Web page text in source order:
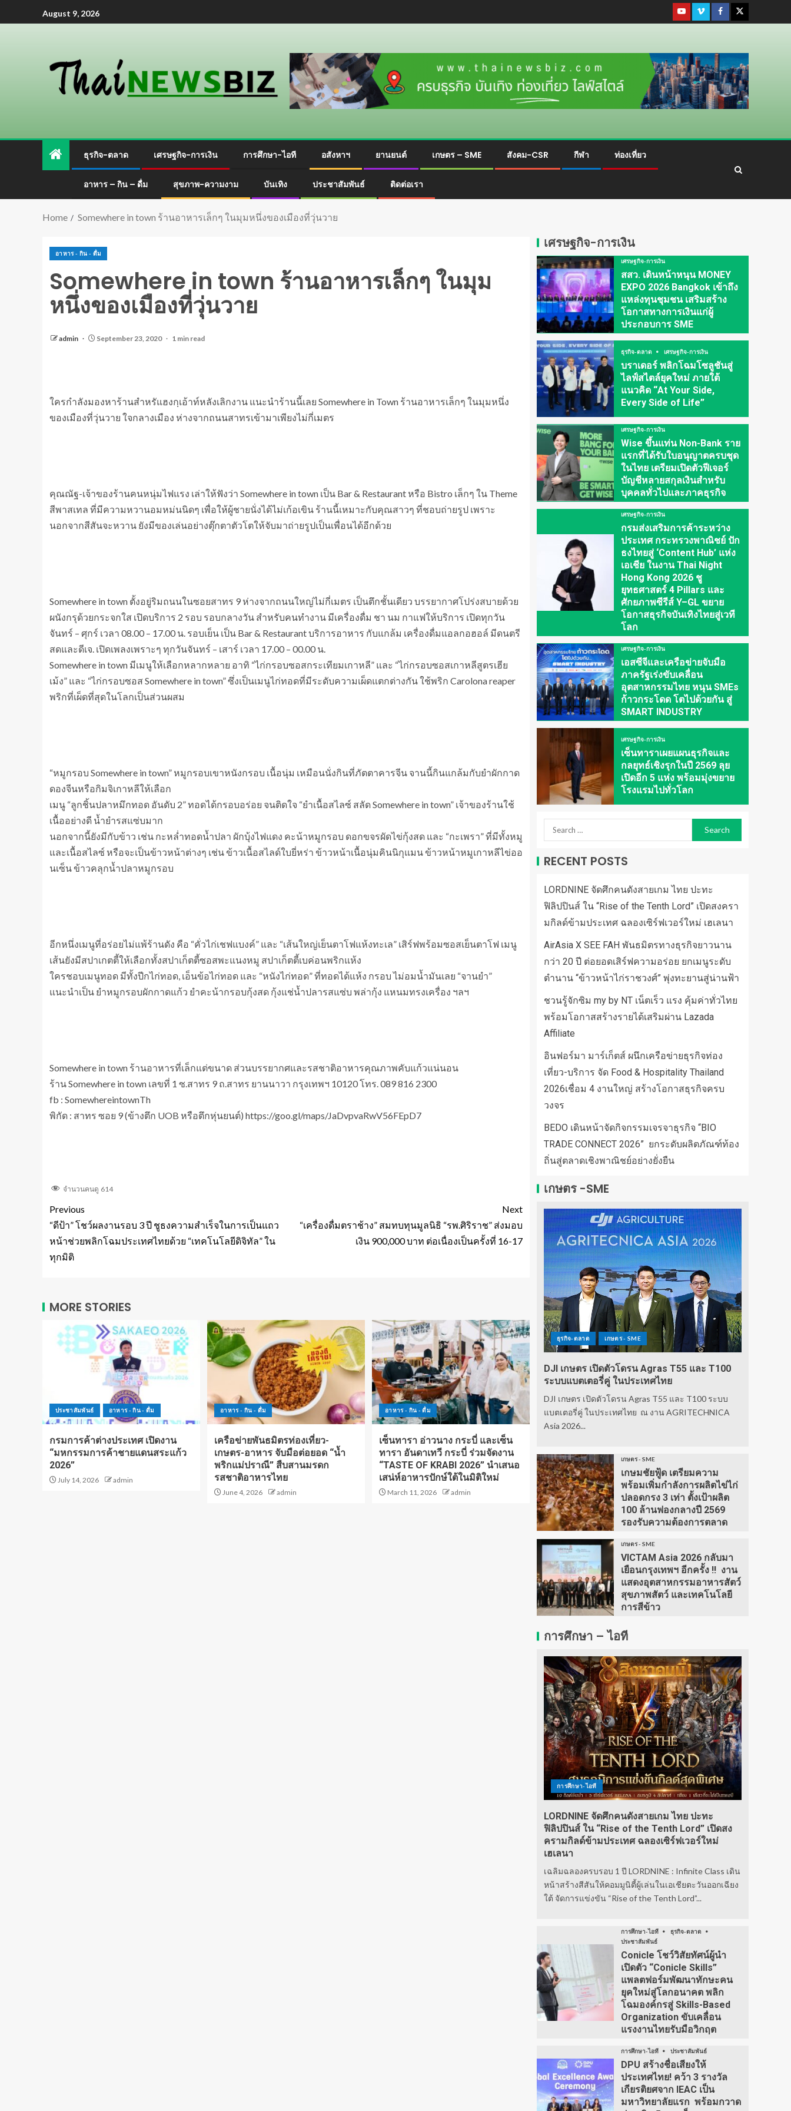
August 9, 2026
ธุรกิจ-ตลาด เศรษฐกิจ-การเงิน การศึกษา-ไอที อสังหาฯ ยานยนต์ เกษตร – SME สังคม-CSR กีฬา ท่องเที่ยว
อาหาร – กิน – ดื่ม สุขภาพ-ความงาม บันเทิง ประชาสัมพันธ์ ติดต่อเรา
Home Somewhere in town ร้านอาหารเล็กๆ ในมุมหนึ่งของเมืองที่วุ่นวาย
อาหาร - กิน - ดื่ม
Somewhere in town ร้านอาหารเล็กๆ ในมุม
หนึ่งของเมืองที่วุ่นวาย
admin September 23, 2020 1 min read
ใครกำลังมองหาร้านสำหรัแฮงกฺเอ้าท์หลังเลิกงาน แนะนำร้านนี้เลย Somewhere in Town ร้านอาหารเล็กๆ ในมุมหนึ่ง
ของเมืองที่วุ่นวาย ใจกลางเมือง ห่างจากถนนสาทรเข้ามาเพียงไม่กี่เมตร
คุณณัฐ-เจ้าของร้านคนหนุ่มไฟแรง เล่าให้ฟังว่า Somewhere in town เป็น Bar & Restaurant หรือ Bistro เล็กๆ ใน Theme
สีพาสเทล ที่มีความหวานอมหม่นนิดๆ เพื่อให้ผู้ชายนั่งได้ไม่เก้อเขิน ร้านนี้เหมาะกับคุณสาวๆ ที่ชอบถ่ายรูป เพราะ
นอกจากสีสันจะหวาน ยังมีของเล่นอย่างตุ๊กตาตัวโตให้จับมาถ่ายรูปเป็นเพื่อนได้อีกด้วย
Somewhere in town ตั้งอยู่ริมถนนในซอยสาทร 9 ห่างจากถนนใหญ่ไม่กี่เมตร เป็นตึกชั้นเดียว บรรยากาศโปร่งสบายด้วย
ผนังกรุด้วยกระจกใส เปิดบริการ 2 รอบ รอบกลางวัน สำหรับคนทำงาน มีเครื่องดื่ม ชา นม กาแฟให้บริการ เปิดทุกวัน
จันทร์ – ศุกร์ เวลา 08.00 – 17.00 น. รอบเย็น เป็น Bar & Restaurant บริการอาหาร กับแกล้ม เครื่องดื่มแอลกอฮอล์ มีดนตรี
สดและดีเจ. เปิดเพลงเพราะๆ ทุกวันจันทร์ – เสาร์ เวลา 17.00 – 00.00 น.
Somewhere in town มีเมนูให้เลือกหลากหลาย อาทิ “ไก่กรอบซอสกระเทียมเกาหลี” และ “ไก่กรอบซอสเกาหลีสูตรเฮีย
เม้ง” และ “ไก่กรอบซอส Somewhere in town” ซึ่งเป็นเมนูไก่ทอดที่มีระดับความเผ็ดแตกต่างกัน ใช้พริก Carolona reaper
พริกที่เผ็ดที่สุดในโลกเป็นส่วนผสม
“หมูกรอบ Somewhere in town” หมูกรอบเขาหนังกรอบ เนื้อนุ่ม เหมือนนั่งกินที่ภัตตาคารจีน จานนี้กินแกล้มกับยำผักกาด
ดองจีนหรือกิมจิเกาหลีให้เลือก
เมนู “ลูกชิ้นปลาหมึกทอด อันดับ 2” ทอดได้กรอบอร่อย จนติดใจ “ยำเนื้อสไลซ์ สลัด Somewhere in town” เจ้าของร้านใช้
เนื้ออย่างดี น้ำยำรสแซ่บมาก
นอกจากนี้ยังมีกับข้าว เช่น กะหล่ำทอดน้ำปลา ผักบุ้งไฟแดง คะน้าหมูกรอบ ดอกขจรผัดไข่กุ้งสด และ “กะเพรา” ที่มีทั้งหมู
และเนื้อสไลซ์ หรือจะเป็นข้าวหน้าต่างๆ เช่น ข้าวเนื้อสไลด์ใบยี่หร่า ข้าวหน้าเนื้อนุ่มคินนิกุแมน ข้าวหน้าหมูเกาหลีไข่ออ
นเซ็น ข้าวคลุกน้ำปลาหมูกรอบ
อีกหนึ่งเมนูที่อร่อยไม่แพ้ร้านดัง คือ “คั่วไก่เชฟแบงค์” และ “เส้นใหญ่เย็นตาโฟแห้งทะเล” เสิร์ฟพร้อมซอสเย็นตาโฟ เมนู
เส้นยังมีสปาเกตตี้ให้เลือกทั้งสปาเก็ตตี้ซอสพะแนงหมู สปาเก็ตตี้เบค่อนพริกแห้ง
ใครชอบเมนูทอด มีทั้งปีกไก่ทอด, เอ็นข้อไก่ทอด และ “หนังไก่ทอด” ที่ทอดได้แห้ง กรอบ ไม่อมน้ำมันเลย “จานยำ”
แนะนำเป็น ยำหมูกรอบผักกาดแก้ว ยำคะน้ากรอบกุ้งสด กุ้งแช่น้ำปลารสแซ่บ พล่ากุ้ง แหนมทรงเครื่อง ฯลฯ
Somewhere in town ร้านอาหารที่เล็กแต่ขนาด ส่วนบรรยากศและรสชาติอาหารคุณภาพคับแก้วแน่นอน
ร้าน Somewhere in town เลขที่ 1 ซ.สาทร 9 ถ.สาทร ยานนาวา กรุงเทพฯ 10120 โทร. 089 816 2300
fb : SomewhereintownTh
พิกัด : สาทร ซอย 9 (ข้างตึก UOB หรือตึกหุ่นยนต์) https://goo.gl/maps/JaDvpvaRwV56FEpD7
จำนวนคนดู 614
Previous
“ดีป้า” โชว์ผลงานรอบ 3 ปี ชูธงความสำเร็จในการเป็นแถว
หน้าช่วยพลิกโฉมประเทศไทยด้วย “เทคโนโลยีดิจิทัล” ใน
ทุกมิติ
Next
“เครื่องดื่มตราช้าง” สมทบทุนมูลนิธิ “รพ.ศิริราช” ส่งมอบ
เงิน 900,000 บาท ต่อเนื่องเป็นครั้งที่ 16-17
MORE STORIES
ประชาสัมพันธ์ อาหาร - กิน - ดื่ม
กรมการค้าต่างประเทศ เปิดงาน
“มหกรรมการค้าชายแดนสระแก้ว
2026”
July 14, 2026 admin
อาหาร - กิน - ดื่ม
เครือข่ายพันธมิตรท่องเที่ยว-
เกษตร-อาหาร จับมือต่อยอด “น้ำ
พริกแม่ปราณี” สืบสานมรดก
รสชาติอาหารไทย
June 4, 2026 admin
อาหาร - กิน - ดื่ม
เซ็นทารา อ่าวนาง กระบี่ และเซ็น
ทารา อันดาเทวี กระบี่ ร่วมจัดงาน
“TASTE OF KRABI 2026” นำเสนอ
เสน่ห์อาหารปักษ์ใต้ในมิติใหม่
March 11, 2026 admin
เศรษฐกิจ-การเงิน
เศรษฐกิจ-การเงิน
สสว. เดินหน้าหนุน MONEY
EXPO 2026 Bangkok เข้าถึง
แหล่งทุนชุมชน เสริมสร้าง
โอกาสทางการเงินแก่ผู้
ประกอบการ SME
ธุรกิจ-ตลาด เศรษฐกิจ-การเงิน
บราเดอร์ พลิกโฉมโซลูชันสู่
ไลฟ์สไตล์ยุคใหม่ ภายใต้
แนวคิด “At Your Side,
Every Side of Life”
เศรษฐกิจ-การเงิน
Wise ขึ้นแท่น Non-Bank ราย
แรกที่ได้รับใบอนุญาตครบชุด
ในไทย เตรียมเปิดตัวฟีเจอร์
บัญชีหลายสกุลเงินสำหรับ
บุคคลทั่วไปและภาคธุรกิจ
เศรษฐกิจ-การเงิน
กรมส่งเสริมการค้าระหว่าง
ประเทศ กระทรวงพาณิชย์ ปัก
ธงไทยสู่ ‘Content Hub’ แห่ง
เอเชีย ในงาน Thai Night
Hong Kong 2026 ชู
ยุทธศาสตร์ 4 Pillars และ
ศักยภาพซีรีส์ Y–GL ขยาย
โอกาสธุรกิจบันเทิงไทยสู่เวที
โลก
เศรษฐกิจ-การเงิน
เอสซีจีและเครือข่ายจับมือ
ภาครัฐเร่งขับเคลื่อน
อุตสาหกรรมไทย หนุน SMEs
ก้าวกระโดด โตไปด้วยกัน สู่
SMART INDUSTRY
เศรษฐกิจ-การเงิน
เซ็นทาราเผยแผนธุรกิจและ
กลยุทธ์เชิงรุกในปี 2569 ลุย
เปิดอีก 5 แห่ง พร้อมมุ่งขยาย
โรงแรมไปทั่วโลก
RECENT POSTS
LORDNINE จัดศึกคนดังสายเกม ไทย ปะทะ
ฟิลิปปินส์ ใน “Rise of the Tenth Lord” เปิดสงครา
มกิลด์ข้ามประเทศ ฉลองเซิร์ฟเวอร์ใหม่ เฮเลนา
AirAsia X SEE FAH พันธมิตรทางธุรกิจยาวนาน
กว่า 20 ปี ต่อยอดเสิร์ฟความอร่อย ยกเมนูระดับ
ตำนาน “ข้าวหน้าไก่ราชวงศ์” พุ่งทะยานสู่น่านฟ้า
ชวนรู้จักซิม my by NT เน็ตเร็ว แรง คุ้มค่าทั่วไทย
พร้อมโอกาสสร้างรายได้เสริมผ่าน Lazada
Affiliate
อินฟอร์มา มาร์เก็ตส์ ผนึกเครือข่ายธุรกิจท่อง
เที่ยว-บริการ จัด Food & Hospitality Thailand
2026เชื่อม 4 งานใหญ่ สร้างโอกาสธุรกิจครบ
วงจร
BEDO เดินหน้าจัดกิจกรรมเจรจาธุรกิจ “BIO
TRADE CONNECT 2026” ยกระดับผลิตภัณฑ์ท้อง
ถิ่นสู่ตลาดเชิงพาณิชย์อย่างยั่งยืน
เกษตร -SME
ธุรกิจ-ตลาด เกษตร - SME
DJI เกษตร เปิดตัวโดรน Agras T55 และ T100
ระบบแบตเตอรี่คู่ ในประเทศไทย
DJI เกษตร เปิดตัวโดรน Agras T55 และ T100 ระบบ
แบตเตอรี่คู่ ในประเทศไทย ณ งาน AGRITECHNICA
Asia 2026...
เกษตร - SME
เกษมชัยฟู้ด เตรียมความ
พร้อมเพิ่มกำลังการผลิตไข่ไก่
ปลอดกรง 3 เท่า ตั้งเป้าผลิต
100 ล้านฟองกลางปี 2569
รองรับความต้องการตลาด
เกษตร - SME
VICTAM Asia 2026 กลับมา
เยือนกรุงเทพฯ อีกครั้ง !! งาน
แสดงอุตสาหกรรมอาหารสัตว์
สุขภาพสัตว์ และเทคโนโลยี
การสีข้าว
การศึกษา – ไอที
การศึกษา-ไอที
LORDNINE จัดศึกคนดังสายเกม ไทย ปะทะ
ฟิลิปปินส์ ใน “Rise of the Tenth Lord” เปิดสง
ครามกิลด์ข้ามประเทศ ฉลองเซิร์ฟเวอร์ใหม่
เฮเลนา
เฉลิมฉลองครบรอบ 1 ปี LORDNINE : Infinite Class เดิน
หน้าสร้างสีสันให้คอมมูนิตี้ผู้เล่นในเอเชียตะวันออกเฉียง
ใต้ จัดการแข่งขัน “Rise of the Tenth Lord”...
การศึกษา-ไอที
ธุรกิจ-ตลาด
ประชาสัมพันธ์
Conicle โชว์วิสัยทัศน์ผู้นำ
เปิดตัว “Conicle Skills”
แพลตฟอร์มพัฒนาทักษะคน
ยุคใหม่สู่โลกอนาคต พลิก
โฉมองค์กรสู่ Skills-Based
Organization ขับเคลื่อน
แรงงานไทยรับมือวิกฤต
การศึกษา-ไอที ประชาสัมพันธ์
DPU สร้างชื่อเสียงให้
ประเทศไทย! คว้า 3 รางวัล
เกียรติยศจาก IEAC เป็น
มหาวิทยาลัยแรก พร้อมกวาด